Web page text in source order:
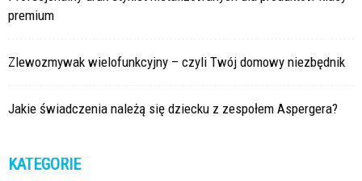
premium
Zlewozmywak wielofunkcyjny – czyli Twój domowy niezbędnik
Jakie świadczenia należą się dziecku z zespołem Aspergera?
KATEGORIE